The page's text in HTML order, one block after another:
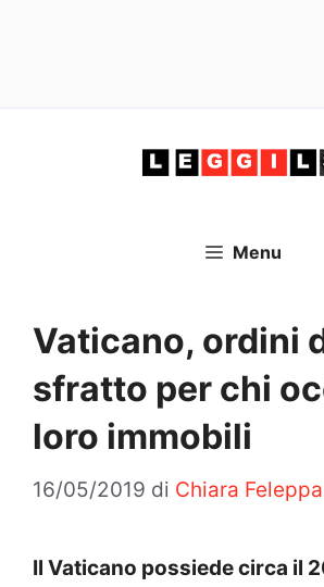
Menu
Vaticano, ordini
sfratto per chi
loro immobili
16/05/2019 di Chiara Feleppa
Il Vaticano possiede circa il